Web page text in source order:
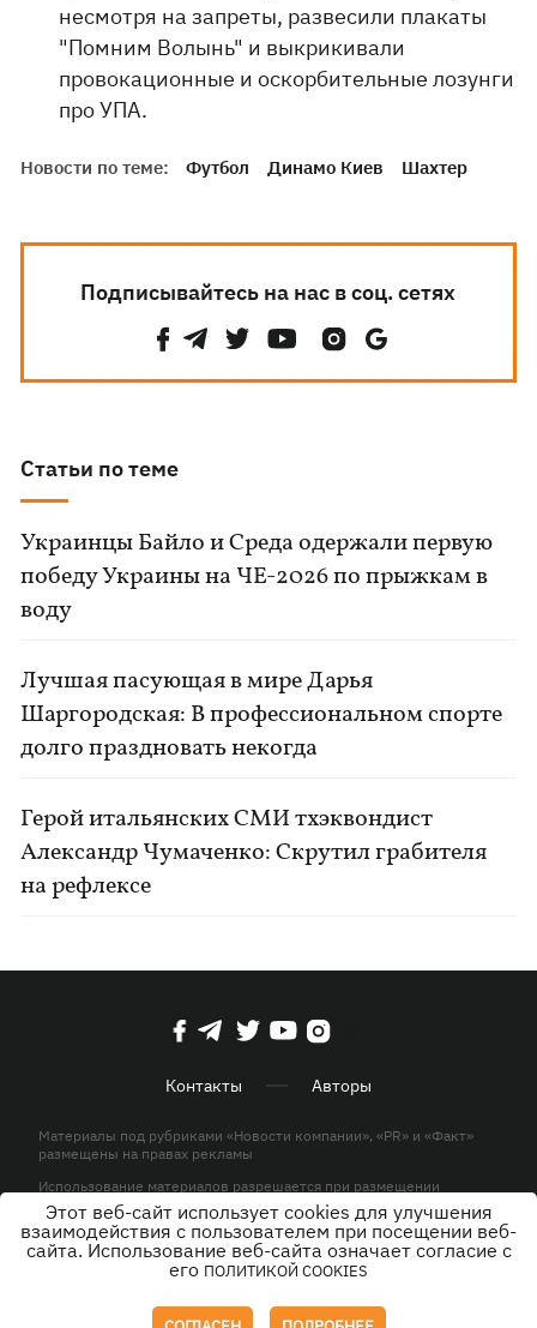
несмотря на запреты, развесили плакаты
"Помним Волынь" и выкрикивали
провокационные и оскорбительные лозунги
про УПА.
Новости по теме: Футбол Динамо Киев Шахтер
Подписывайтесь на нас в соц. сетях
Статьи по теме
Украинцы Байло и Среда одержали первую
победу Украины на ЧЕ-2026 по прыжкам в
воду
Лучшая пасующая в мире Дарья
Шаргородская: В профессиональном спорте
долго праздновать некогда
Герой итальянских СМИ тхэквондист
Александр Чумаченко: Скрутил грабителя
на рефлексе
Контакты Авторы
Материалы под рубриками «Новости компании», «PR» и «Факт»
размещены на правах рекламы
Использование материалов разрешается при размещении
активной гиперссылки на KP.UA в первом абзаце.
© ООО «ЮЛАВ МЕДИА»,2026. Все права защищены.
Этот веб-сайт использует cookies для улучшения
взаимодействия с пользователем при посещении веб-
сайта. Использование веб-сайта означает согласие с
его ПОЛИТИКОЙ COOKIES